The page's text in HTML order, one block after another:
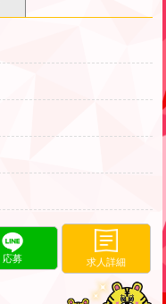
応募 求人詳細